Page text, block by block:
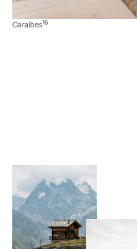
Caraïbes 16